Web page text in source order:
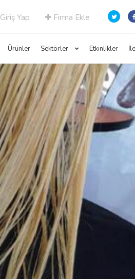
Giriş Yap Firma Ekle
Ürünler Sektörler Etkinlikler